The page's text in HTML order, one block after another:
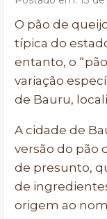
O pão de
típica do
entanto, o
variação
de Bauru,
A cidade de
versão do pão
de presunto,
de
origem ao